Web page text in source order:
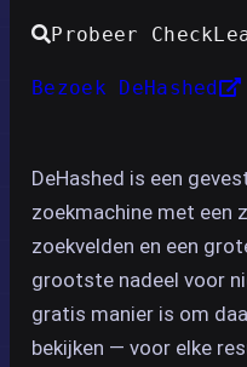
Probeer
Bezoek DeHashed
DeHashed is een
zoekmachine met een
zoekvelden en een
grootste nadeel voor
gratis manier is om
bekijken — voor elke